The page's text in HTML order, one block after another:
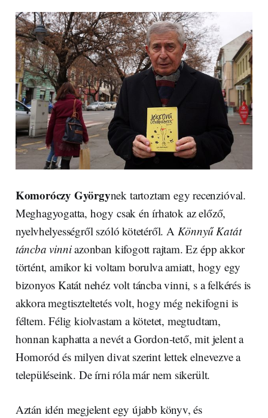
Komoróczy Györgynek tartoztam egy recenzióval.
Meghagyogatta, hogy csak én írhatok az előző,
nyelvhelyességről szóló kötetéről. A Könnyű Katát
táncba vinniazonban kifogott rajtam. Ez épp akkor
történt, amikor ki voltam borulva amiatt, hogy egy
bizonyos Katát nehéz volt táncba vinni, s a felkérés is
akkora megtiszteltetés volt, hogy még nekifogni is
féltem. Félig kiolvastam a kötetet, megtudtam,
honnan kaphatta a nevét a Gordon-tető, mit jelent a
Homoród és milyen divat szerint lettek elnevezve a
településeink. De írni róla már nem sikerült.
Aztán idén megjelent egy újabb könyv, és